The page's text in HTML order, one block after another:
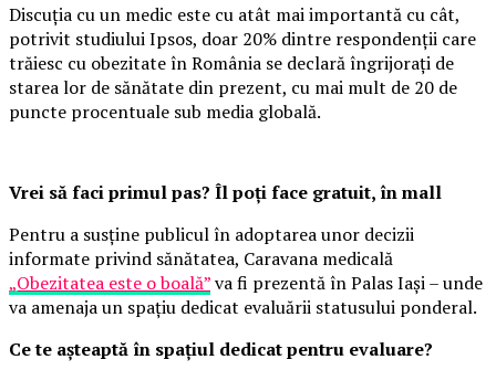
Discuția cu un medic este cu atât mai importantă cu cât,
potrivit studiului Ipsos, doar 20% dintre respondenții care
trăiesc cu obezitate în România se declară îngrijorați de
starea lor de sănătate din prezent, cu mai mult de 20 de
puncte procentuale sub media globală.
Vrei să faci primul pas? Îl poți face gratuit, în mall
Pentru a susține publicul în adoptarea unor decizii
informate privind sănătatea, Caravana medicală
„Obezitatea este o boală”va fi prezentă în Palas Iași – unde
va amenaja un spațiu dedicat evaluării statusului ponderal.
Ce te așteaptă în spațiul dedicat pentru evaluare?